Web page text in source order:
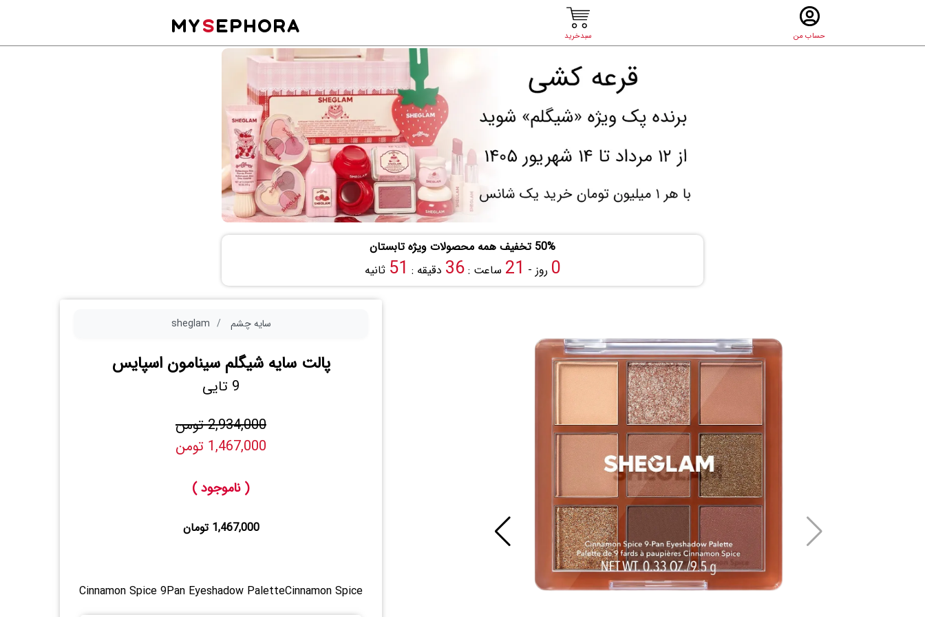
حساب من سبدخرید
MYSEPHORA
50% تخفیف همه محصولات ویژه تابستان
0 روز - 21 ساعت :36 دقیقه : 50 ثانیه
سایه چشم sheglam
پالت سایه شیگلم سینامون اسپایس
9 تایی
2,934,000 تومن
1,467,000 تومن
( ناموجود )
1,467,000 تومان
Cinnamon Spice 9Pan Eyeshadow PaletteCinnamon Spice